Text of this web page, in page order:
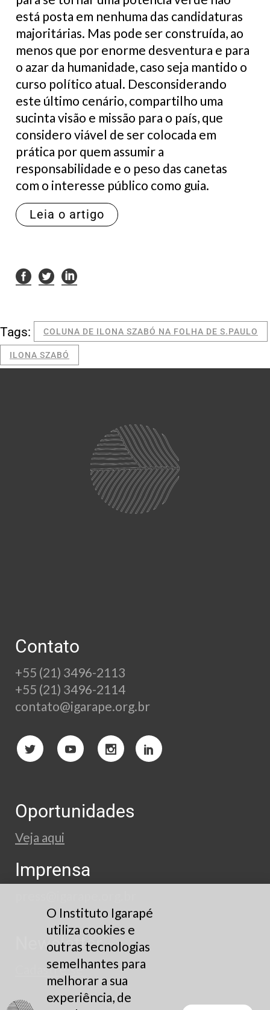
está posta em nenhuma das candidaturas
majoritárias. Mas pode ser construída, ao
menos que por enorme desventura e para
o azar da humanidade, caso seja mantido o
curso político atual. Desconsiderando
este último cenário, compartilho uma
sucinta visão e missão para o país, que
considero viável de ser colocada em
prática por quem assumir a
responsabilidade e o peso das canetas
com o interesse público como guia.
Leia o artigo
Tags: COLUNA DE ILONA SZABÓ NA FOLHA DE S.PAULO
ILONA SZABÓ
Contato
+55 (21) 3496-2113
+55 (21) 3496-2114
contato@igarape.org.br
Oportunidades
Veja aqui
Imprensa
Newsletter
Cadastre-se
O Instituto Igarapé
utiliza cookies e
outras tecnologias
semelhantes para
melhorar a sua
experiência, de